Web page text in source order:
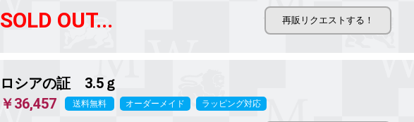
SOLD OUT...
ロシアの証 3.5ｇ
￥36,457
送料無料 オーダーメイド ラッピング対応